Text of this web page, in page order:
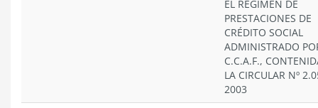
EL RÉGIMEN DE
PRESTACIONES DE
CRÉDITO SOCIAL
ADMINISTRADO
C.C.A.F.,
LA CIRCULAR Nº
2003